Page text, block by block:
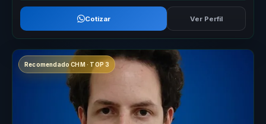
Cotizar Ver Perfil
Recomendado CHM · TOP 3